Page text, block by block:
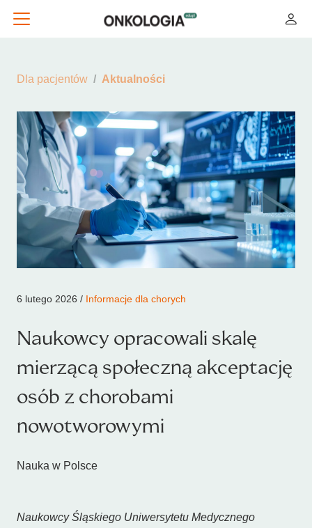
Dla pacjentów Aktualności
6 lutego 2026 / Informacje dla chorych
Naukowcy opracowali skalę
mierzącą społeczną akceptację
osób z chorobami
nowotworowymi
Nauka w Polsce
Naukowcy Śląskiego Uniwersytetu Medycznego